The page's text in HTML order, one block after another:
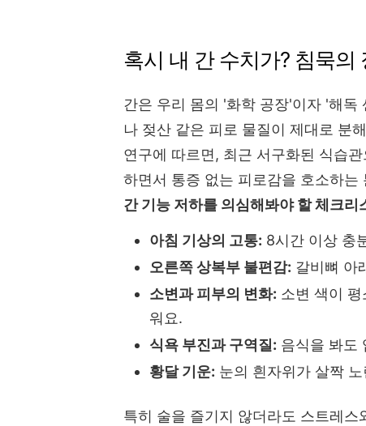
혹시 내 간 수치가? 침묵
간은 우리 몸의 '화학 공장'이자 '해
나 젖산 같은 피로 물질이 제대로 분
연구에 따르면, 최근 서구화된 식습
하면서 통증 없는 피로감을 호소하는
간 기능 저하를 의심해봐야 할 체크리
아침 기상의 고통: 8시간 이상 충
오른쪽 상복부 불편감: 갈비뼈 아
소변과 피부의 변화: 소변 색이
워요.
식욕 부진과 구역질: 음식을 봐도
황달 기운: 눈의 흰자위가 살짝
특히 술을 즐기지 않더라도 스트레